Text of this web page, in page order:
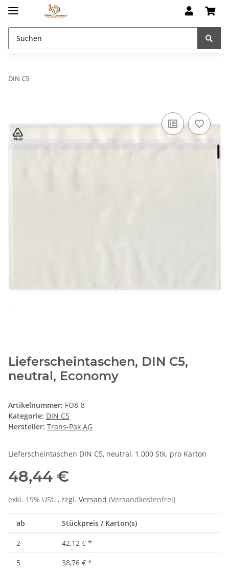
DIN C5
Lieferscheintaschen, DIN C5,
neutral, Economy
Artikelnummer: FO8-8
Kategorie: DIN C5
Hersteller: Trans-Pak AG
Lieferscheintaschen DIN C5, neutral, 1.000 Stk. pro Karton
48,44 €
exkl. 19% USt. , zzgl. Versand (Versandkostenfrei)
ab Stückpreis / Karton(s)
2 42,12 € *
5
38,76 € *